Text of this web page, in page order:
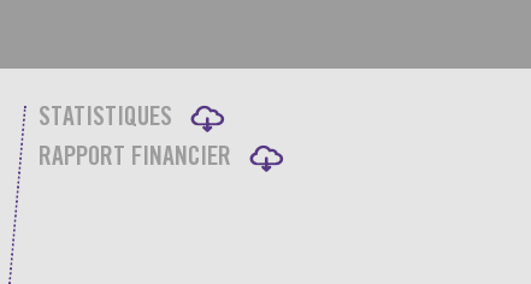
STATISTIQUES
RAPPORT FINANCIER